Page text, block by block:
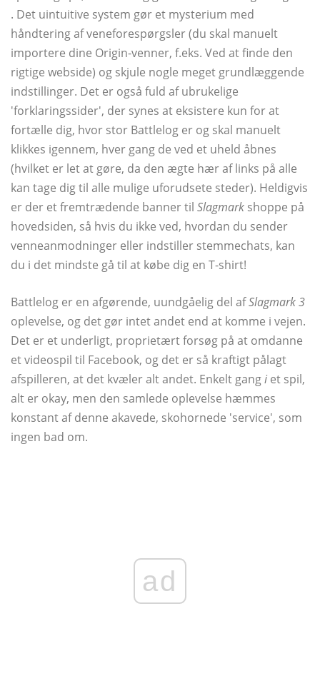
. Det uintuitive system gør et mysterium med
håndtering af veneforespørgsler (du skal manuelt
importere dine Origin-venner, f.eks. Ved at finde den
rigtige webside) og skjule nogle meget grundlæggende
indstillinger. Det er også fuld af ubrukelige
'forklaringssider', der synes at eksistere kun for at
fortælle dig, hvor stor Battlelog er og skal manuelt
klikkes igennem, hver gang de ved et uheld åbnes
(hvilket er let at gøre, da den ægte hær af links på alle
kan tage dig til alle mulige uforudsete steder). Heldigvis
er der et fremtrædende banner til Slagmark shoppe på
hovedsiden, så hvis du ikke ved, hvordan du sender
venneanmodninger eller indstiller stemmechats, kan
du i det mindste gå til at købe dig en T-shirt!
Battlelog er en afgørende, uundgåelig del afSlagmark 3
oplevelse, og det gør intet andet end at komme i vejen.
Det er et underligt, proprietært forsøg på at omdanne
et videospil til Facebook, og det er så kraftigt pålagt
afspilleren, at det kvæler alt andet. Enkelt gangi et spil,
alt er okay, men den samlede oplevelse hæmmes
konstant af denne akavede, skohornede 'service', som
ingen bad om.
ad